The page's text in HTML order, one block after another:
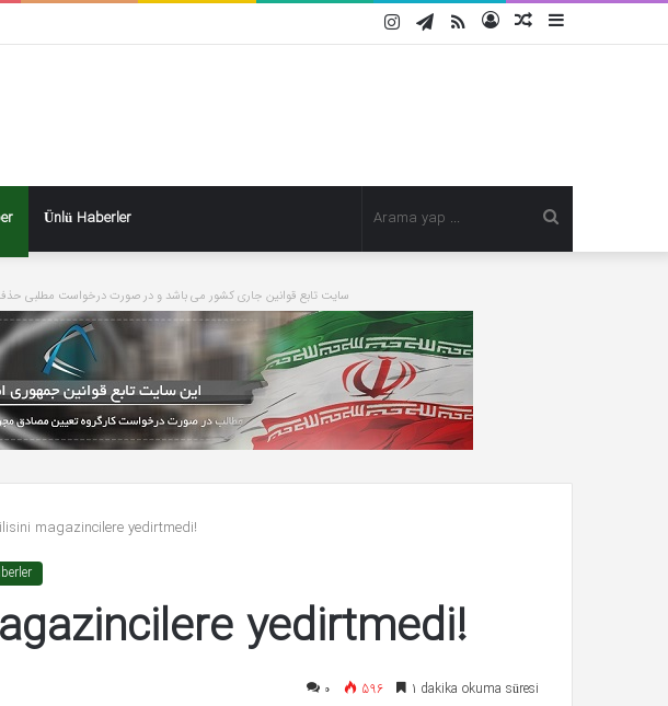
Kenar
Rastgele
Kayıt
RSS
Telegram
Instagram
Ünlü Haberler Arama
سایت تابع قوانین جاری کشور می باشد و در صورت درخواست مطلبی
magazincilere yedirtmedi!
yedirtmedi!
۰ 596 1 dakika okuma süresi
Nizami
Alem’e
flaş
isim
Nizami Alem’e flaş isim
Deniz
Bulutsuz:
Bir
saatten
fazla
süre
maruz
تیر 11, 1399